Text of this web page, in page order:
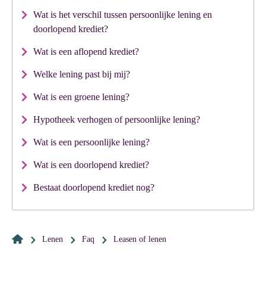
Wat is het verschil tussen persoonlijke lening en
doorlopend krediet?
Wat is een aflopend krediet?
Welke lening past bij mij?
Wat is een groene lening?
Hypotheek verhogen of persoonlijke lening?
Wat is een persoonlijke lening?
Wat is een doorlopend krediet?
Bestaat doorlopend krediet nog?
Lenen Faq leasen of lenen